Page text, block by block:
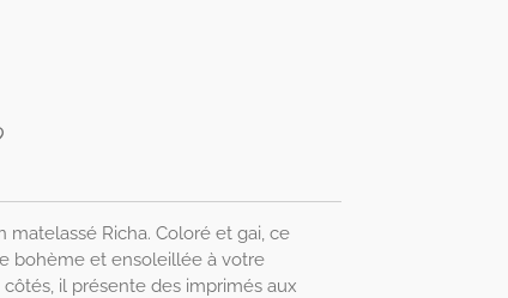
Richa. Coloré et gai, ce
bohème et ensoleillée à votre
il présente des imprimés aux